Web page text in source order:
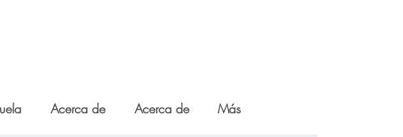
Acerca de Acerca de Más